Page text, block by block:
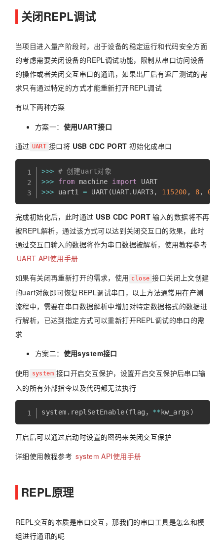
关闭REPL调试
当项目进入量产阶段时，出于设备的稳定运行和代码安全方面
的考虑需要关闭设备的REPL调试功能，限制从串口访问设备
的操作或者关闭交互串口的通讯，如果出厂后有返厂测试的需
求只有通过特定的方式才能重新打开REPL调试
有以下两种方案
方案一： 使用UART接口
通过 UART 接口将 USB CDC PORT 初始化成串口
>>> # 创建uart对象
>>> from machine import
>>> uart1 = UART (UART. UART3, 115200 , 8, 0
完成初始化后，此时通过 USB CDC PORT 输入的数据将不再
被REPL解析，通过该方式可以达到关闭交互口的效果，此时
通过交互口输入的数据将作为串口数据被解析，使用教程参考
UART API使用手册
如果有关闭再重新打开的需求，使用 close 接口关闭上文创建
的uart对象即可恢复REPL调试串口，以上方法通常用在产测
流程中，需要在串口数据解析中增加对特定数据格式的数据进
行解析，已达到指定方式可以重新打开REPL调试的串口的需
求
方案二： 使用system接口
使用 system 接口开启交互保护，设置开启交互保护后串口输
入的所有外部指令以及代码都无法执行
system . replSetEnable (flag， ** kw_args )
开启后可以通过启动时设置的密码来关闭交互保护
详细使用教程参考 system API使用手册
REPL原理
REPL交互的本质是串口交互，那我们的串口工具是怎么和模
组进行通讯的呢